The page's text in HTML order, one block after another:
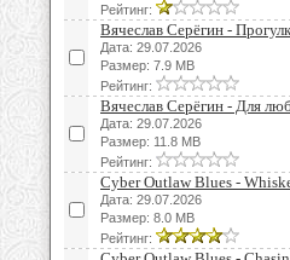
Рейтинг:
Вячеслав Серёгин -
Дата: 29.07.2026
Размер: 7.9 MB
Рейтинг:
Вячеслав Серёгин - Для
Дата: 29.07.2026
Размер: 11.8 MB
Рейтинг:
Cyber Outlaw Blues -
Дата: 29.07.2026
Размер: 8.0 MB
Рейтинг: